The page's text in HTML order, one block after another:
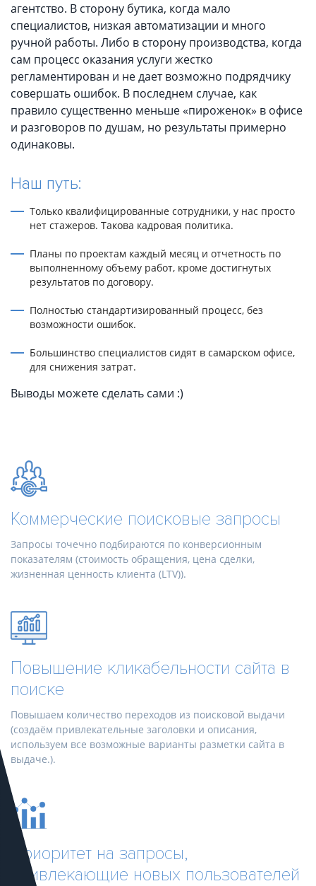
агентство. В сторону бутика, когда мало
специалистов, низкая автоматизации и много
ручной работы. Либо в сторону производства, когда
сам процесс оказания услуги жестко
регламентирован и не дает возможно подрядчику
совершать ошибок. В последнем случае, как
правило существенно меньше «пироженок» в офисе
и разговоров по душам, но результаты примерно
одинаковы.
Наш путь:
Только квалифицированные сотрудники, у нас просто
нет стажеров. Такова кадровая политика.
Планы по проектам каждый месяц и отчетность по
выполненному объему работ, кроме достигнутых
результатов по договору.
Полностью стандартизированный процесс, без
возможности ошибок.
Большинство специалистов сидят в самарском офисе,
для снижения затрат.
Выводы можете сделать сами :)
Коммерческие поисковые запросы
Запросы точечно подбираются по конверсионным
показателям (стоимость обращения, цена сделки,
жизненная ценность клиента (LTV)).
Повышение кликабельности сайта в
поиске
Повышаем количество переходов из поисковой выдачи
(создаём привлекательные заголовки и описания,
используем все возможные варианты разметки сайта в
выдаче.).
Приоритет на запросы,
привлекающие новых пользователей